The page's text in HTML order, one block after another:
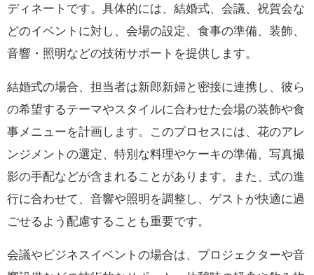
ディネートです。具体的には、結婚式、会議、祝賀会な
どのイベントに対し、会場の設定、食事の準備、装飾、
音響・照明などの技術サポートを提供します。
結婚式の場合、担当者は新郎新婦と密接に連携し、彼ら
の希望するテーマやスタイルに合わせた会場の装飾や食
事メニューを計画します。このプロセスには、花のアレ
ンジメントの選定、特別な料理やケーキの準備、写真撮
影の手配などが含まれることがあります。また、式の進
行に合わせて、音響や照明を調整し、ゲストが快適に過
ごせるよう配慮することも重要です。
会議やビジネスイベントの場合は、プロジェクターや音